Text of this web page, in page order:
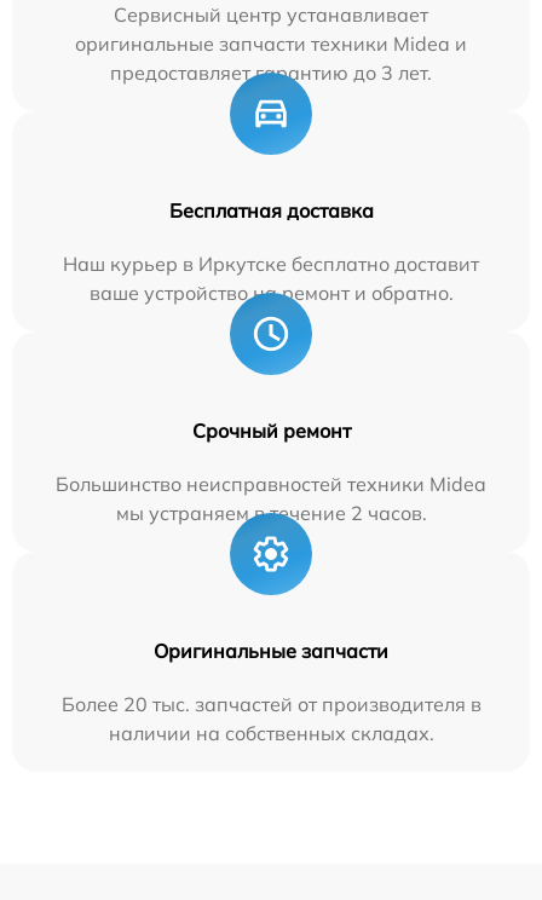
Сервисный центр устанавливает
оригинальные запчасти техники Midea и
предоставляет гарантию до 3 лет.
Бесплатная доставка
Наш курьер в Иркутске бесплатно доставит
ваше устройство на ремонт и обратно.
Срочный ремонт
Большинство неисправностей техники Midea
мы устраняем в течение 2 часов.
Оригинальные запчасти
Более 20 тыс. запчастей от производителя в
наличии на собственных складах.